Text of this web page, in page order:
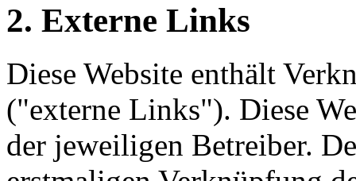
2. Externe Links
Diese Website enthält
("externe Links"). Diese
der jeweiligen Betreiber.